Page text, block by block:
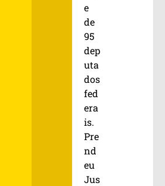
e
de
95
dep
uta
dos
fed
era
is.
Pre
nd
eu
Jus